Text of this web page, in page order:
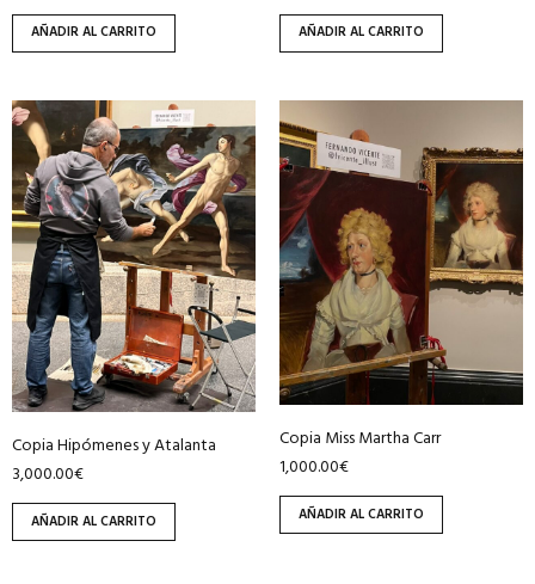
AÑADIR AL CARRITO AÑADIR AL CARRITO
Copia Hipómenes y Atalanta
3,000.00€
AÑADIR AL CARRITO
Copia Miss Martha Carr
1,000.00€
AÑADIR AL CARRITO